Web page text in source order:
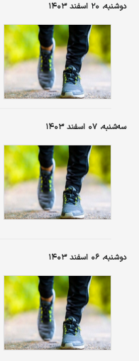
دوشنبه، ۲۰ اسفند ۱۴۰۳
سه‌شنبه، ۰۷ اسفند ۱۴۰۳
دوشنبه، ۰۶ اسفند ۱۴۰۳